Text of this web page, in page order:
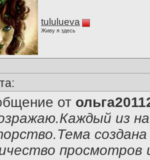
tululueva
Живу я здесь
от
из